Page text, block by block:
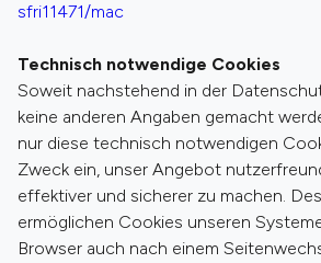
sfri11471/mac
Technisch notwendige Cookies
Soweit nachstehend in der
keine anderen Angaben gemacht
nur diese technisch notwendigen
Zweck ein, unser Angebot
effektiver und sicherer zu machen.
ermöglichen Cookies unseren
Browser auch nach einem